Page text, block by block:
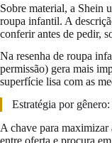
Sobre material, a Shein
roupa infantil. A
conferir antes de pedir,
Na resenha de roupa
permissão) gera mais
superfície lisa com as
Estratégia por
A chave para maximizar